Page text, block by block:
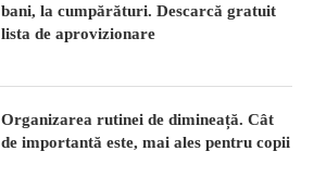
bani, la cumpărături. Descarcă gratuit
lista de aprovizionare
Organizarea rutinei de dimineață. Cât
de importantă este, mai ales pentru copii